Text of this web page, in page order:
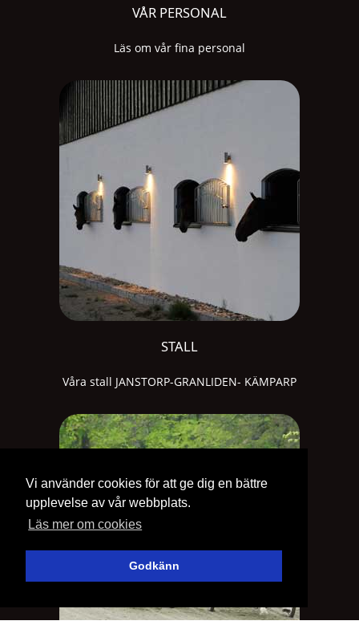
Vi använder cookies för att ge dig en bättre
upplevelse av vår webbplats.
Läs mer om cookies
Godkänn
VÅR PERSONAL
Läs om vår fina personal
STALL
Våra stall JANSTORP-GRANLIDEN- KÄMPARP